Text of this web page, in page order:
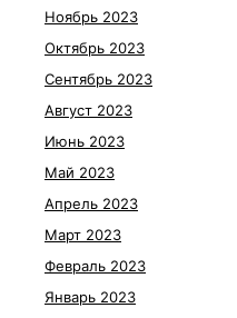
Ноябрь 2023
Октябрь 2023
Сентябрь 2023
Август 2023
Июнь 2023
Май 2023
Апрель 2023
Март 2023
Февраль 2023
Январь 2023